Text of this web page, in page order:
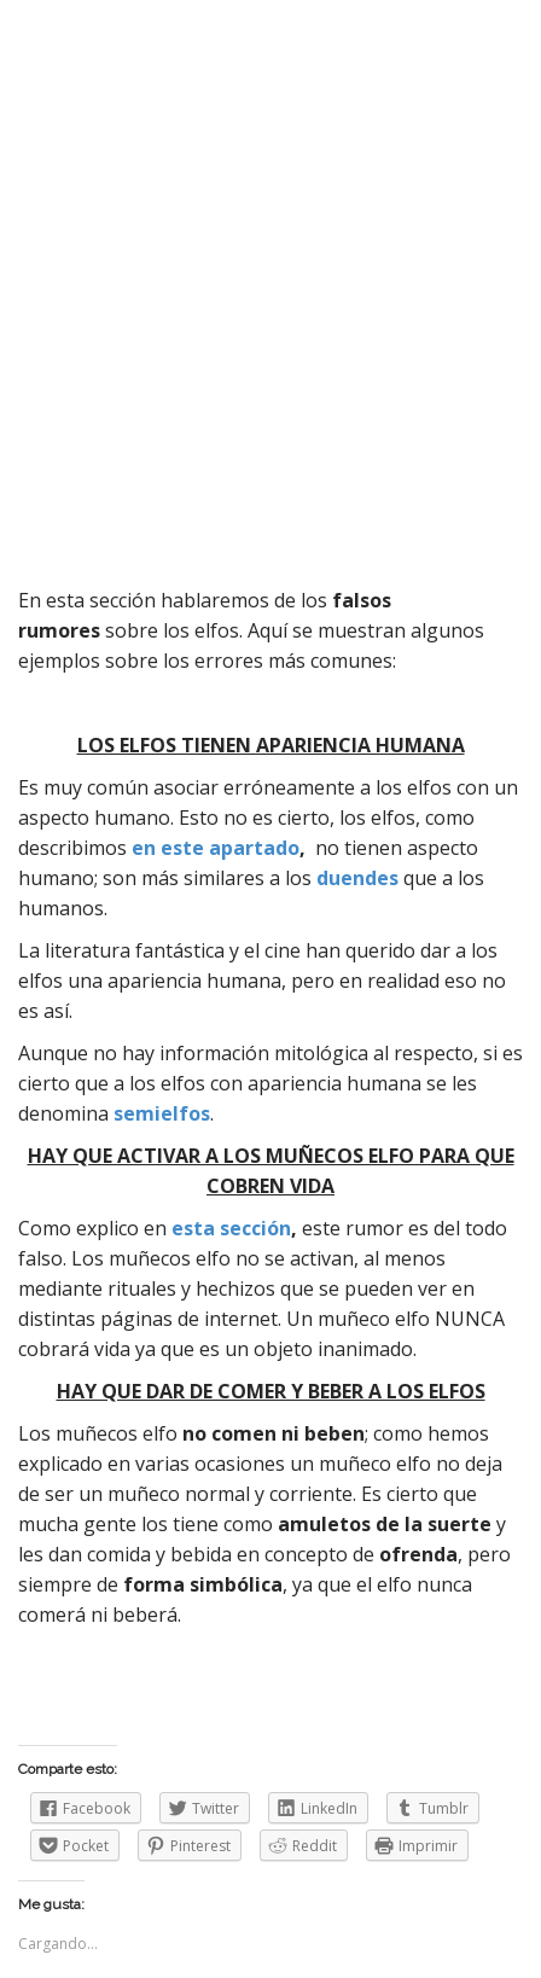
En esta sección hablaremos de los falsos
rumoressobre los elfos. Aquí se muestran algunos
ejemplos sobre los errores más comunes:
LOS ELFOS TIENEN APARIENCIA HUMANA
Es muy común asociar erróneamente a los elfos con un
aspecto humano. Esto no es cierto, los elfos, como
describimos en este apartado, no tienen aspecto
humano; son más similares a los duendesque a los
humanos.
La literatura fantástica y el cine han querido dar a los
elfos una apariencia humana, pero en realidad eso no
es así.
Aunque no hay información mitológica al respecto, si es
cierto que a los elfos con apariencia humana se les
denomina semielfos.
HAY QUE ACTIVAR A LOS MUÑECOS ELFO PARA QUE
COBREN VIDA
Como explico en esta sección, este rumor es del todo
falso. Los muñecos elfo no se activan, al menos
mediante rituales y hechizos que se pueden ver en
distintas páginas de internet. Un muñeco elfo NUNCA
cobrará vida ya que es un objeto inanimado.
HAY QUE DAR DE COMER Y BEBER A LOS ELFOS
Los muñecos elfo no comen ni beben; como hemos
explicado en varias ocasiones un muñeco elfo no deja
de ser un muñeco normal y corriente. Es cierto que
mucha gente los tiene como amuletos de la suerte y
les dan comida y bebida en concepto de ofrenda, pero
siempre de forma simbólica, ya que el elfo nunca
comerá ni beberá.
Comparte esto:
Facebook Twitter LinkedIn
Tumblr
Pocket
Pinterest Reddit Imprimir
Me gusta:
Cargando...